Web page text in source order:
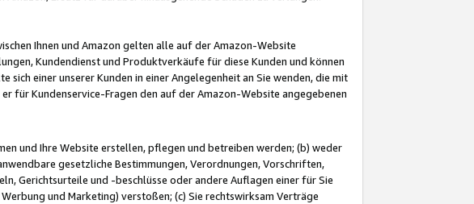
Ihnen und Amazon gelten alle auf der Amazon-Website
Kundendienst und Produktverkäufe für diese Kunden und können
einer unserer Kunden in einer Angelegenheit an Sie wenden, die mit
für Kundenservice-Fragen den auf der Amazon-Website angegebenen
und Ihre Website erstellen, pflegen und betreiben werden; (b) weder
gesetzliche Bestimmungen, Verordnungen, Vorschriften,
Gerichtsurteile und -beschlüsse oder andere Auflagen einer für Sie
und Marketing) verstoßen; (c) Sie rechtswirksam Verträge